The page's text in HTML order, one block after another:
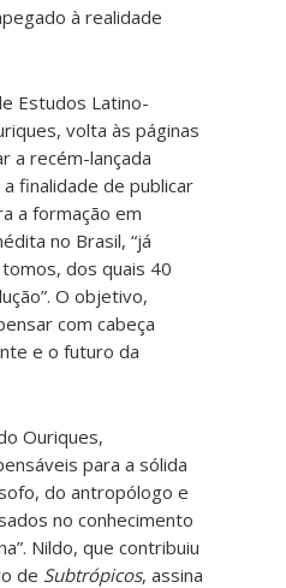
à realidade
Estudos Latino-
volta às páginas
a recém-lançada
a finalidade de publicar
a formação em
no Brasil, “já
dos quais 40
O objetivo,
com cabeça
e o futuro da
Ouriques,
para a sólida
do antropólogo e
no conhecimento
Nildo, que contribuiu
de Subtrópicos, assina